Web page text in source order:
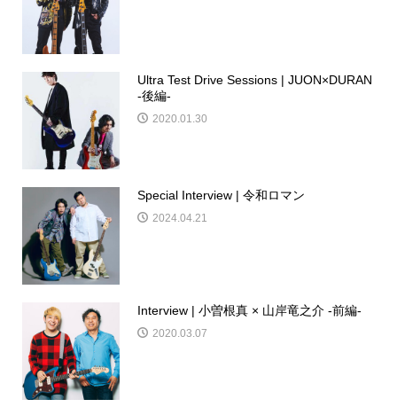
Ultra Test Drive Sessions | JUON×DURAN
-後編-
2020.01.30
Special Interview | 令和ロマン
2024.04.21
Interview | 小曽根真 × 山岸竜之介 -前編-
2020.03.07